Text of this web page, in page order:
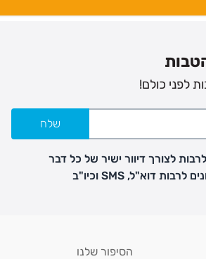
לפני כולם!
שלח
לצורך דיוור ישיר של כל דבר
הסיפור שלנו